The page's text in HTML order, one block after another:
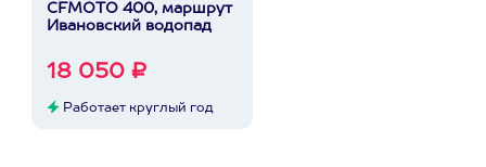
CFMOTO 400, маршрут
Ивановский водопад
18 050 ₽
Работает круглый год